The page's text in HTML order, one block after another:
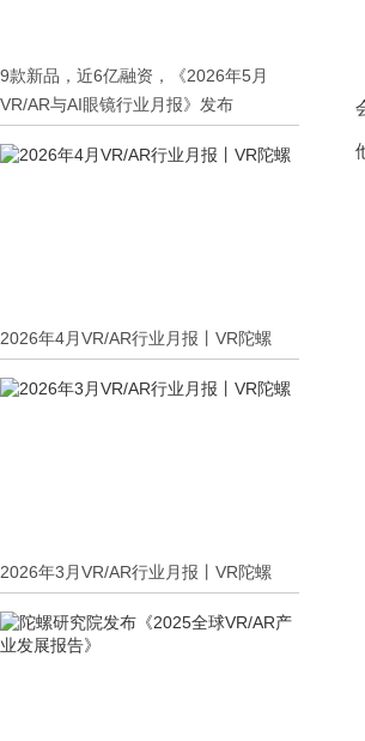
9款新品，近6亿融资，《2026年5月
VR/AR与AI眼镜行业月报》发布
2026年4月VR/AR行业月报丨VR陀螺
2026年3月VR/AR行业月报丨VR陀螺